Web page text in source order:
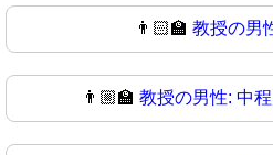
👨🏻‍🏫 教授の男
👨🏼‍🏫 教授の男性: 中